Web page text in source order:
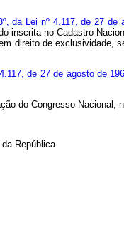
da Lei nº 4.117, de 27 de
inscrita no Cadastro
direito de
de 27 de agosto de
do Congresso Nacional,
República.